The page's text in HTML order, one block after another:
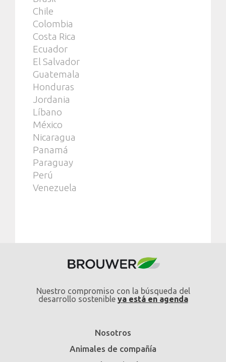
Chile
Colombia
Costa Rica
Ecuador
El Salvador
Guatemala
Honduras
Jordania
Líbano
México
Nicaragua
Panamá
Paraguay
Perú
Venezuela
Nuestro compromiso con la búsqueda del
desarrollo sostenible ya está en agenda
Nosotros
Animales de compañía